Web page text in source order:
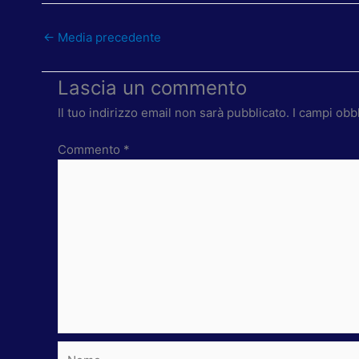
← Media precedente
Lascia un commento
Il tuo indirizzo email non sarà pubblicato. I campi
Commento *